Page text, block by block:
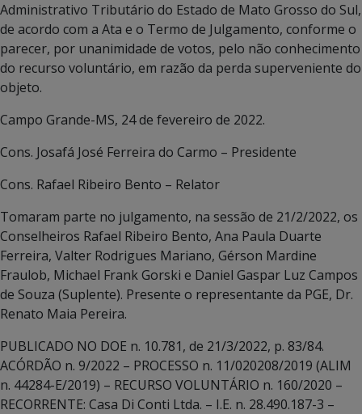
Administrativo Tributário do Estado de Mato Grosso do Sul,
de acordo com a Ata e o Termo de Julgamento, conforme o
parecer, por unanimidade de votos, pelo não conhecimento
do recurso voluntário, em razão da perda superveniente do
objeto.
Campo Grande-MS, 24 de fevereiro de 2022.
Cons. Josafá José Ferreira do Carmo – Presidente
Cons. Rafael Ribeiro Bento – Relator
Tomaram parte no julgamento, na sessão de 21/2/2022, os
Conselheiros Rafael Ribeiro Bento, Ana Paula Duarte
Ferreira, Valter Rodrigues Mariano, Gérson Mardine
Fraulob, Michael Frank Gorski e Daniel Gaspar Luz Campos
de Souza (Suplente). Presente o representante da PGE, Dr.
Renato Maia Pereira.
PUBLICADO NO DOE n. 10.781, de 21/3/2022, p. 83/84.
ACÓRDÃO n. 9/2022 – PROCESSO n. 11/020208/2019 (ALIM
n. 44284-E/2019) – RECURSO VOLUNTÁRIO n. 160/2020 –
RECORRENTE: Casa Di Conti Ltda. – I.E. n. 28.490.187-3 –